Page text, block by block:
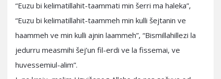
“Euzu bi kelimatillahit-taammati min šerri ma haleka”,
“Euzu bi kelimatillahit-taammeh min kulli šejtanin ve
haammeh ve min kulli ajnin laammeh”, “Bismillahillezi la
jedurru measmihi šej’un fil-erdi ve la fissemai, ve
huvessemiul-alim”.